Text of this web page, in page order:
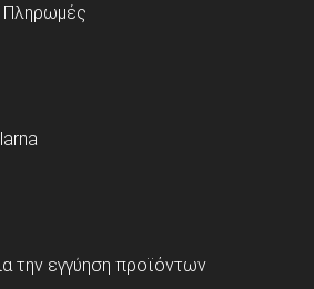
Πληρωμές
την εγγύηση προϊόντων